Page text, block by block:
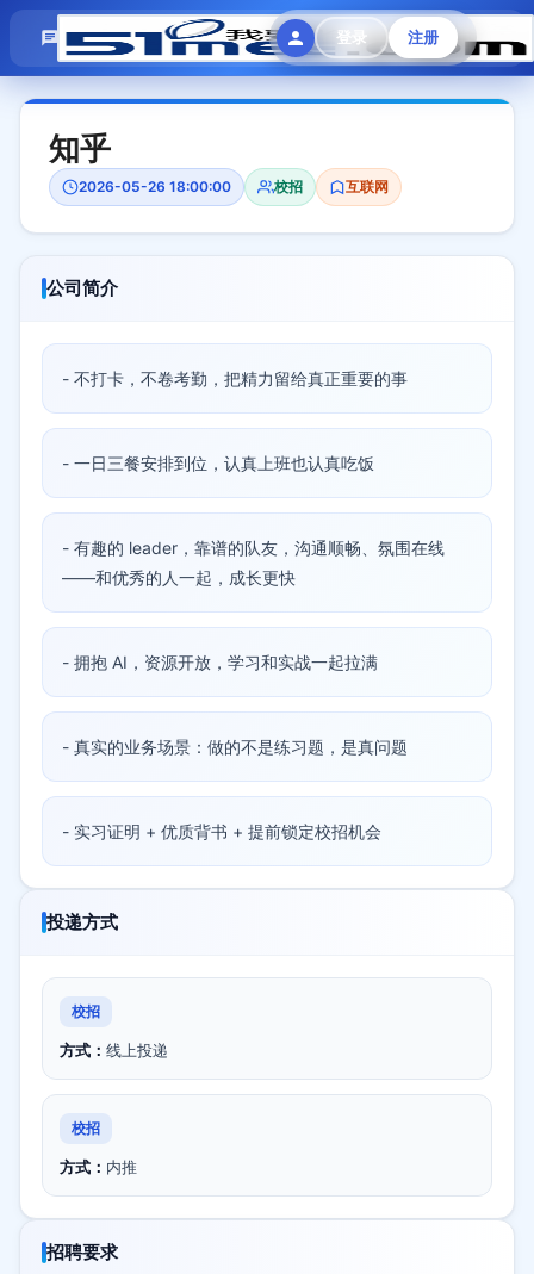
登录 注册
模拟面试 题目大全 招聘中心 会员专区
知乎
2026-05-26 18:00:00 校招 互联网
公司简介
- 不打卡，不卷考勤，把精力留给真正重要的事
- 一日三餐安排到位，认真上班也认真吃饭
- 有趣的 leader，靠谱的队友，沟通顺畅、氛围在线
——和优秀的人一起，成长更快
- 拥抱 AI，资源开放，学习和实战一起拉满
- 真实的业务场景：做的不是练习题，是真问题
- 实习证明 + 优质背书 + 提前锁定校招机会
投递方式
校招
方式： 线上投递
校招
方式： 内推
招聘要求